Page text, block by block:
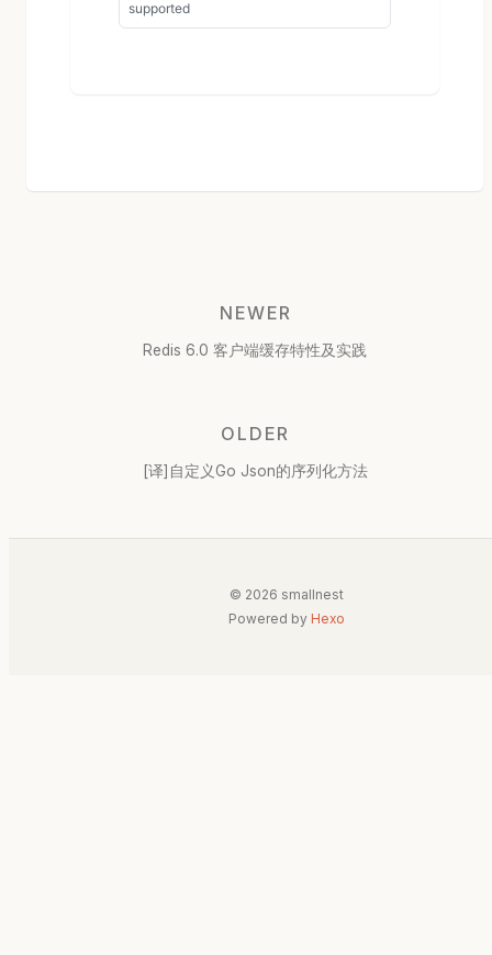
NEWER
Redis 6.0 客户端缓存特性及实践
OLDER
[译]自定义Go Json的序列化方法
© 2026 smallnest
Powered by Hexo